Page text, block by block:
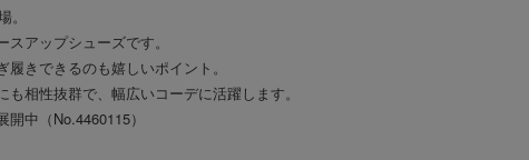
アップシューズです。
きできるのも嬉しいポイント。
相性抜群で、幅広いコーデに活躍します。
中（No.4460115）